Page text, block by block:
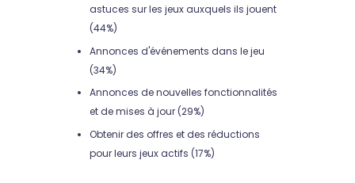
astuces sur les jeux auxquels ils jouent
(44%)
Annonces d'événements dans le jeu
(34%)
Annonces de nouvelles fonctionnalités
et de mises à jour (29%)
Obtenir des offres et des réductions
pour leurs jeux actifs (17%)